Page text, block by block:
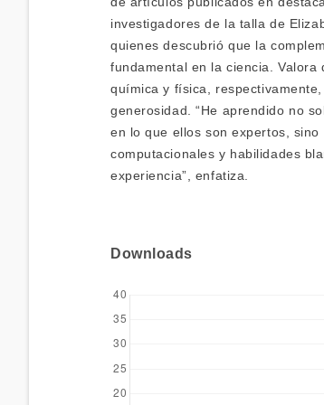
investigadores de la talla de
quienes descubrió que la
fundamental en la ciencia.
química y física,
generosidad. “He aprendido no
en lo que ellos son expertos,
computacionales y habilidades
experiencia”, enfatiza.
Downloads